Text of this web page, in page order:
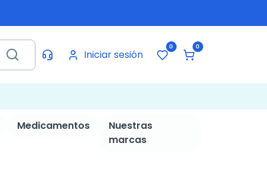
Iniciar sesión
0 0
Medicamentos
Nuestras
marcas